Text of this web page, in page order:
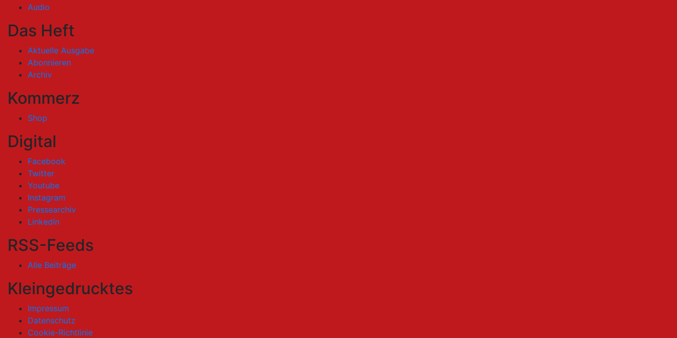
Audio
Das Heft
Aktuelle Ausgabe
Abonnieren
Archiv
Kommerz
Shop
Digital
Facebook
Twitter
Youtube
Instagram
Pressearchiv
LinkedIn
RSS-Feeds
Alle Beiträge
Kleingedrucktes
Impressum
Datenschutz
Cookie-Richtlinie